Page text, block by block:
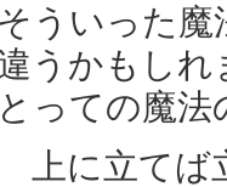
そういった魔
うかもしれ
とっての魔
上に立てば